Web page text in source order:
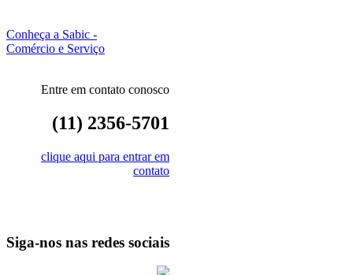
Conheça a Sabic -
Comércio e Serviço
Entre em contato conosco
(11) 2356-5701
clique aqui para entrar em
contato
Siga-nos nas redes sociais